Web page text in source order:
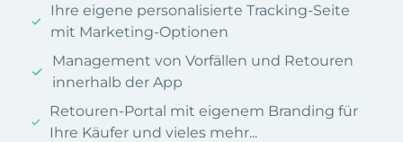
Ihre eigene personalisierte Tracking-Seite
mit Marketing-Optionen
Management von Vorfällen und Retouren
innerhalb der App
Retouren-Portal mit eigenem Branding für
Ihre Käufer und vieles mehr...